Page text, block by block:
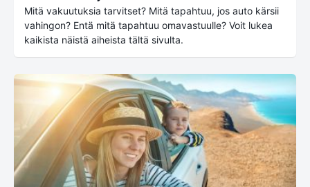
Mitä vakuutuksia tarvitset? Mitä tapahtuu, jos auto kärsii
vahingon? Entä mitä tapahtuu omavastuulle? Voit lukea
kaikista näistä aiheista tältä sivulta.